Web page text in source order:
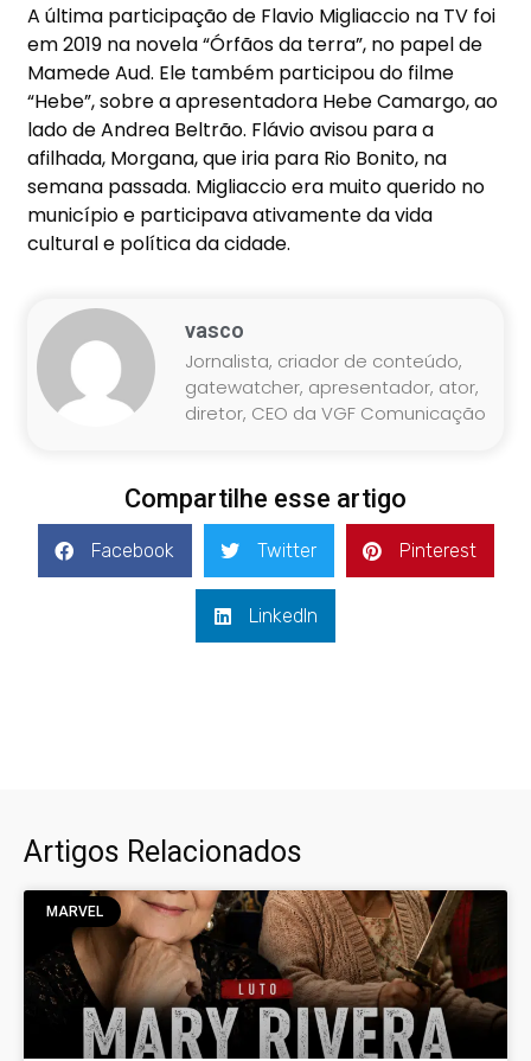
A última participação de Flavio Migliaccio na TV foi
em 2019 na novela “Órfãos da terra”, no papel de
Mamede Aud. Ele também participou do filme
“Hebe”, sobre a apresentadora Hebe Camargo, ao
lado de Andrea Beltrão. Flávio avisou para a
afilhada, Morgana, que iria para Rio Bonito, na
semana passada. Migliaccio era muito querido no
município e participava ativamente da vida
cultural e política da cidade.
vasco
Jornalista, criador de conteúdo,
gatewatcher, apresentador, ator,
diretor, CEO da VGF Comunicação
Compartilhe esse artigo
Facebook Twitter Pinterest
LinkedIn
Artigos Relacionados
MARVEL